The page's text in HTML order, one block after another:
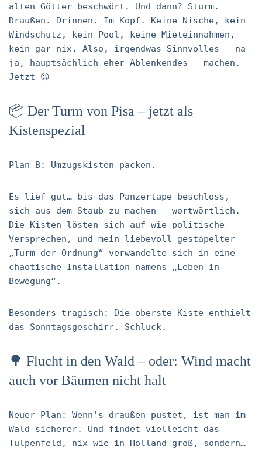
alten Götter beschwört. Und dann? Sturm.
Draußen. Drinnen. Im Kopf. Keine Nische, kein
Windschutz, kein Pool, keine Mieteinnahmen,
kein gar nix. Also, irgendwas Sinnvolles – na
ja, hauptsächlich eher Ablenkendes – machen.
Jetzt 😉
📦 Der Turm von Pisa – jetzt als
Kistenspezial
Plan B: Umzugskisten packen.
Es lief gut… bis das Panzertape beschloss,
sich aus dem Staub zu machen – wortwörtlich.
Die Kisten lösten sich auf wie politische
Versprechen, und mein liebevoll gestapelter
„Turm der Ordnung“ verwandelte sich in eine
chaotische Installation namens „Leben in
Bewegung“.
Besonders tragisch: Die oberste Kiste enthielt
das Sonntagsgeschirr. Schluck.
🌳 Flucht in den Wald – oder: Wind macht
auch vor Bäumen nicht halt
Neuer Plan: Wenn’s draußen pustet, ist man im
Wald sicherer. Und findet vielleicht das
Tulpenfeld, nix wie in Holland groß, sondern…